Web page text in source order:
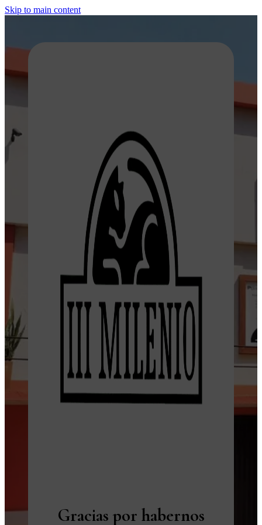
Skip to main content
Gracias por habernos